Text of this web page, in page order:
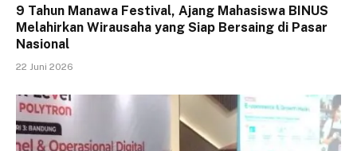
9 Tahun Manawa Festival, Ajang Mahasiswa BINUS
Melahirkan Wirausaha yang Siap Bersaing di Pasar
Nasional
22 Juni 2026